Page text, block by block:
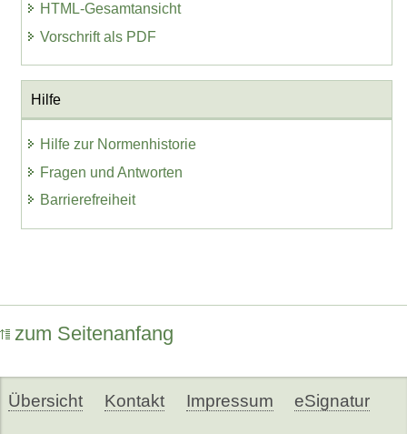
HTML-Gesamtansicht
Vorschrift als PDF
Hilfe
Hilfe zur Normenhistorie
Fragen und Antworten
Barrierefreiheit
zum Seitenanfang
Übersicht Kontakt Impressum eSignatur